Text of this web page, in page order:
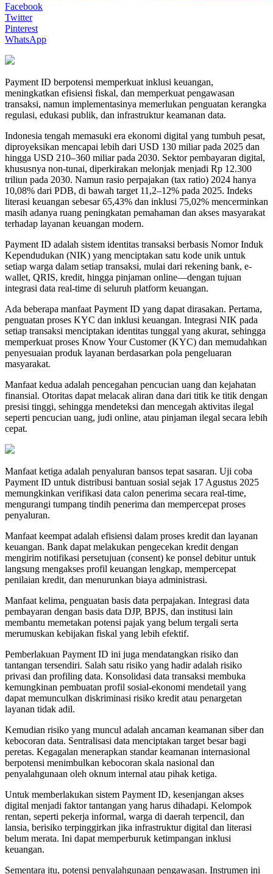
Facebook
Twitter
Pinterest
WhatsApp
Payment ID berpotensi memperkuat inklusi keuangan,
meningkatkan efisiensi fiskal, dan memperkuat pengawasan
transaksi, namun implementasinya memerlukan penguatan kerangka
regulasi, edukasi publik, dan infrastruktur keamanan data.
Indonesia tengah memasuki era ekonomi digital yang tumbuh pesat,
diproyeksikan mencapai lebih dari USD 130 miliar pada 2025 dan
hingga USD 210–360 miliar pada 2030. Sektor pembayaran digital,
khususnya non-tunai, diperkirakan melonjak menjadi Rp 12.300
triliun pada 2030. Namun rasio perpajakan (tax ratio) 2024 hanya
10,08% dari PDB, di bawah target 11,2–12% pada 2025. Indeks
literasi keuangan sebesar 65,43% dan inklusi 75,02% mencerminkan
masih adanya ruang peningkatan pemahaman dan akses masyarakat
terhadap layanan keuangan modern.
Payment ID adalah sistem identitas transaksi berbasis Nomor Induk
Kependudukan (NIK) yang menciptakan satu kode unik untuk
setiap warga dalam setiap transaksi, mulai dari rekening bank, e-
wallet, QRIS, kredit, hingga pinjaman online—dengan tujuan
integrasi data real-time di seluruh platform keuangan.
Ada beberapa manfaat Payment ID yang dapat dirasakan. Pertama,
penguatan proses KYC dan inklusi keuangan. Integrasi NIK pada
setiap transaksi menciptakan identitas tunggal yang akurat, sehingga
memperkuat proses Know Your Customer (KYC) dan memudahkan
penyesuaian produk layanan berdasarkan pola pengeluaran
masyarakat.
Manfaat kedua adalah pencegahan pencucian uang dan kejahatan
finansial. Otoritas dapat melacak aliran dana dari titik ke titik dengan
presisi tinggi, sehingga mendeteksi dan mencegah aktivitas ilegal
seperti pencucian uang, judi online, atau pinjaman ilegal secara lebih
cepat.
Manfaat ketiga adalah penyaluran bansos tepat sasaran. Uji coba
Payment ID untuk distribusi bantuan sosial sejak 17 Agustus 2025
memungkinkan verifikasi data calon penerima secara real-time,
mengurangi tumpang tindih penerima dan mempercepat proses
penyaluran.
Manfaat keempat adalah efisiensi dalam proses kredit dan layanan
keuangan. Bank dapat melakukan pengecekan kredit dengan
mengirim notifikasi persetujuan (consent) ke ponsel debitur untuk
langsung mengakses profil keuangan lengkap, mempercepat
penilaian kredit, dan menurunkan biaya administrasi.
Manfaat kelima, penguatan basis data perpajakan. Integrasi data
pembayaran dengan basis data DJP, BPJS, dan institusi lain
membantu memetakan potensi pajak yang belum tergali serta
merumuskan kebijakan fiskal yang lebih efektif.
Pemberlakuan Payment ID ini juga mendatangkan risiko dan
tantangan tersendiri. Salah satu risiko yang hadir adalah risiko
privasi dan profiling data. Konsolidasi data transaksi membuka
kemungkinan pembuatan profil sosial-ekonomi mendetail yang
dapat memunculkan diskriminasi risiko kredit atau penargetan
layanan tidak adil.
Kemudian risiko yang muncul adalah ancaman keamanan siber dan
kebocoran data. Sentralisasi data menciptakan target besar bagi
peretas. Kegagalan menerapkan standar keamanan internasional
berpotensi menimbulkan kebocoran skala nasional dan
penyalahgunaan oleh oknum internal atau pihak ketiga.
Untuk memberlakukan sistem Payment ID, kesenjangan akses
digital menjadi faktor tantangan yang harus dihadapi. Kelompok
rentan, seperti pekerja informal, warga di daerah terpencil, dan
lansia, berisiko terpinggirkan jika infrastruktur digital dan literasi
belum merata. Ini dapat memperburuk ketimpangan inklusi
keuangan.
Sementara itu, potensi penyalahgunaan pengawasan. Instrumen ini